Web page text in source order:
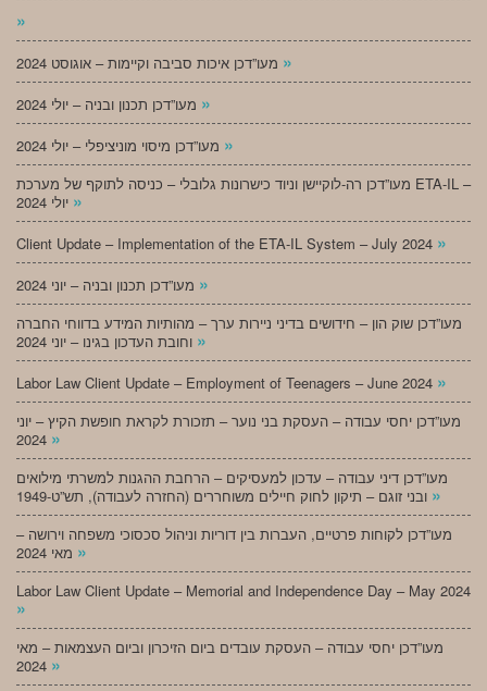
»
»
»
»
מעו”דכן רה-לוקיישן וניוד כישרונות גלובלי – כניסה לתוקף של מערכת ETA-IL –
»
Client Update – Implementation of the ETA-IL System – July 2024 »
»
מעו”דכן שוק הון – חידושים בדיני ניירות ערך – מהותיות המידע בדווחי החברה
»
Labor Law Client Update – Employment of Teenagers – June 2024 »
מעו”דכן יחסי עבודה – העסקת בני נוער – תזכורת לקראת חופשת הקיץ – יוני
»
מעו”דכן דיני עבודה – עדכון למעסיקים – הרחבת ההגנות למשרתי מילואים
»
מעו”דכן לקוחות פרטיים, העברות בין דוריות וניהול סכסוכי משפחה וירושה –
»
Labor Law Client Update – Memorial and Independence Day – May 2024
»
מעו”דכן יחסי עבודה – העסקת עובדים ביום הזיכרון וביום העצמאות – מאי
»